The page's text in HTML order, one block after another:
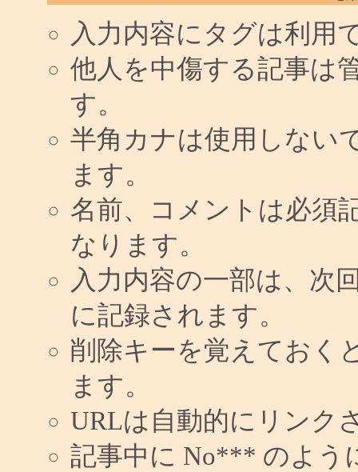
入力内容にタグは利用
他人を中傷する記事は
す。
半角カナは使用しない
ます。
名前、コメントは必須
なります。
入力内容の一部は、次
に記録されます。
削除キーを覚えておく
ます。
URLは自動的にリンク
記事中に No*** のよう